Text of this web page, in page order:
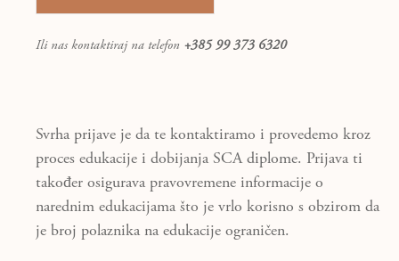
Ili nas kontaktiraj na telefon +385 99 373 6320
Svrha prijave je da te kontaktiramo i provedemo kroz
proces edukacije i dobijanja SCA diplome. Prijava ti
također osigurava pravovremene informacije o
narednim edukacijama što je vrlo korisno s obzirom da
je broj polaznika na edukacije ograničen.